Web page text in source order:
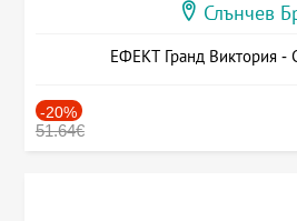
Слънчев
ЕФЕКТ Гранд Виктория -
-20%
51.64€